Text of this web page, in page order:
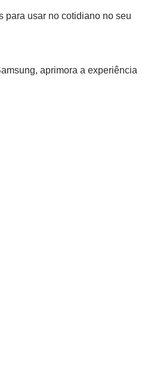
para usar no cotidiano no seu
aprimora a experiência